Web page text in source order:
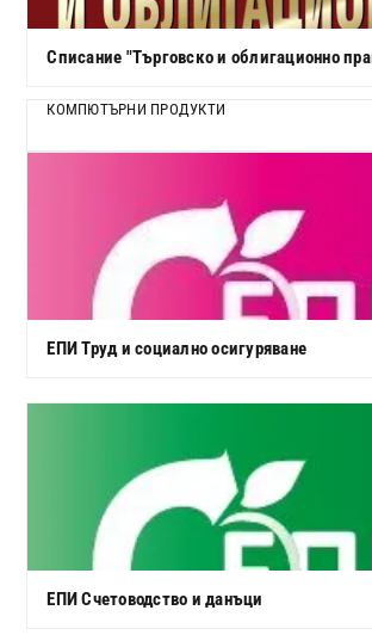
Списание "Търговско и облигационно
КОМПЮТЪРНИ ПРОДУКТИ
ЕПИ Труд и социално осигуряване
ЕПИ Счетоводство и данъци